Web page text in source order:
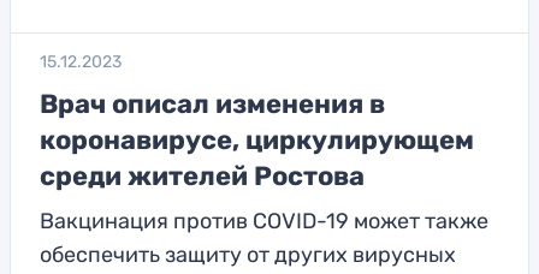
15.12.2023
Врач описал изменения в
коронавирусе, циркулирующем
среди жителей Ростова
Вакцинация против COVID-19 может также
обеспечить защиту от других вирусных